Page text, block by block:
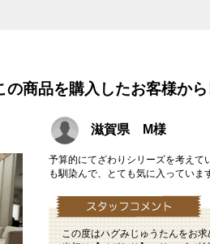
の商品を購入したお客様か
滋賀県 M様
予算的にてざわりシリーズを考えて
も馴染んで、とても気に入っていま
この度はハグみじゅうたんをお